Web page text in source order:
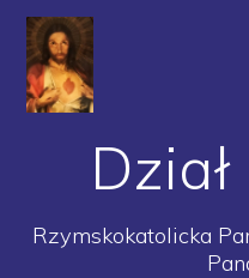
Rzymskokatolicka